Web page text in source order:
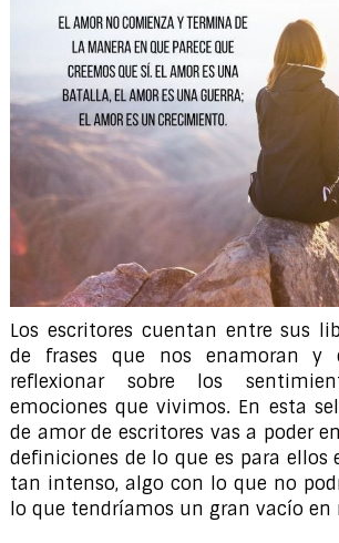
Los escritores cuentan entre sus
de frases que nos enamoran y
reflexionar sobre los
emociones que vivimos. En esta
de amor de escritores vas a poder
definiciones de lo que es para ellos
tan intenso, algo con lo que no
lo que tendríamos un gran vacío